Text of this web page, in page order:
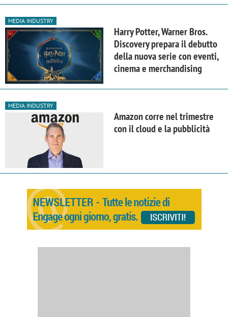
MEDIA INDUSTRY
Harry Potter, Warner Bros.
Discovery prepara il debutto
della nuova serie con eventi,
cinema e merchandising
MEDIA INDUSTRY
Amazon corre nel trimestre
con il cloud e la pubblicità